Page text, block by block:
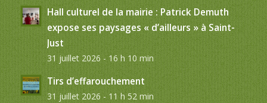
Hall culturel de la mairie : Patrick Demuth
expose ses paysages « d’ailleurs » à Saint-
Just
31 juillet 2026 - 16 h 10 min
Tirs d’effarouchement
31 juillet 2026 - 11 h 52 min